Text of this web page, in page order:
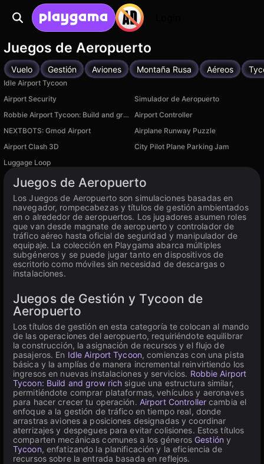
Juegos de Aeropuerto
Vuelo Gestión Aviones Montaña Rusa Aéreos
Idle Airport Tycoon
Airport Security
Simulador de Aeropuerto
Robbie Airport Tycoon: Build and grow rich
Airport Controller
NEXTBOTS: Gmod Airport
Airplane Runway Puzzle
Airport Clash 3D
City Pilot Plane Parking Jam
Luggage Loop
Juegos de Aeropuerto
Los Juegos de Aeropuerto son simulaciones basadas en
navegador, rompecabezas y títulos de gestión ambientados
en o alrededor de aeropuertos. Los jugadores asumen roles
que van desde magnate de aeropuerto y controlador de
tráfico aéreo hasta oficial de seguridad y manipulador de
equipaje. La colección en Playgama abarca múltiples
subgéneros y se puede jugar tanto en dispositivos de
escritorio como móviles sin necesidad de descargas o
instalaciones.
Juegos de Gestión y Tycoon de
Aeropuerto
Los títulos de gestión en esta categoría te colocan al mando
de las operaciones del aeropuerto, requiriéndote equilibrar
la construcción, la asignación de recursos y el flujo de
pasajeros. En Idle Airport Tycoon, comienzas con una pista
básica y la amplías de manera incremental reinvirtiendo los
ingresos en nuevas instalaciones y servicios. Robbie Airport
Tycoon: Build and grow rich sigue una estructura similar,
permitiéndote comprar plataformas, vehículos y aeronaves
para hacer crecer tu operación. Airport Controller cambia el
enfoque a la gestión de tráfico en tiempo real, donde
arrastras aviones a posiciones designadas y coordinar
aterrizajes y despegues para evitar colisiones. Estos títulos
comparten mecánicas comunes a los géneros Gestión y
Tycoon, enfatizando la planificación y la eficiencia de
recursos sobre la entrada basada en reflejos.